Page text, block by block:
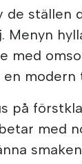
de ställen
Menyn
med
modern
på
med